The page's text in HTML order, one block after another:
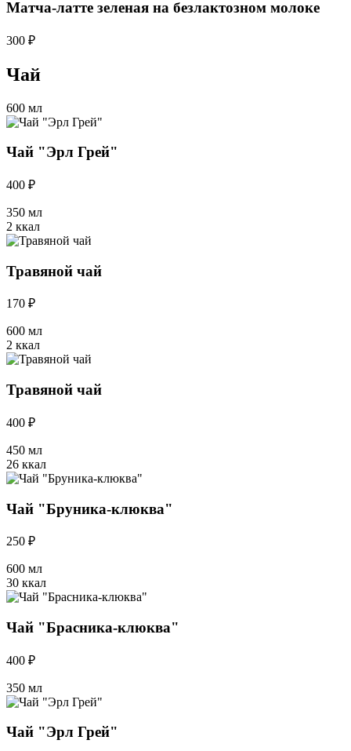
Матча-латте зеленая на безлактозном молоке
300 ₽
Чай
600 мл
Чай "Эрл Грей"
400 ₽
350 мл
2 ккал
Травяной чай
170 ₽
600 мл
2 ккал
Травяной чай
400 ₽
450 мл
26 ккал
Чай "Бруника-клюква"
250 ₽
600 мл
30 ккал
Чай "Брасника-клюква"
400 ₽
350 мл
Чай "Эрл Грей"